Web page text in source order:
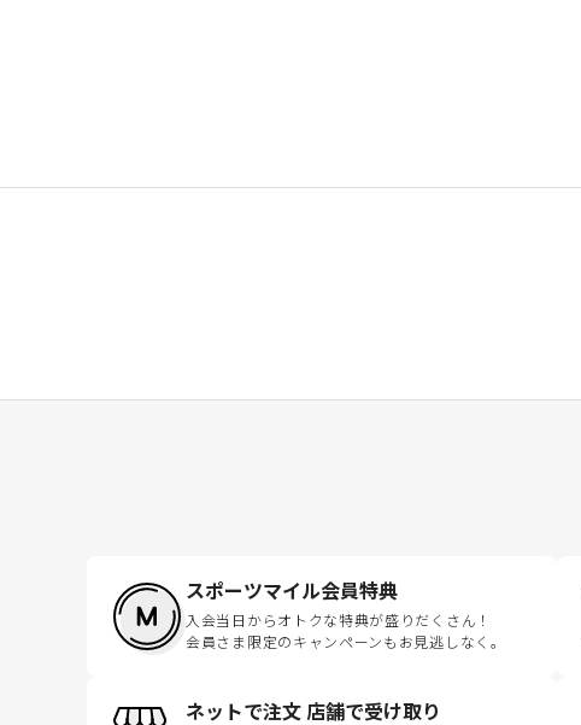
スポーツマイル会員特典
入会当日からオトクな特典が盛りだくさん！
会員さま限定のキャンペーンもお見逃しなく。
ネットで注文 店舗で受け取り